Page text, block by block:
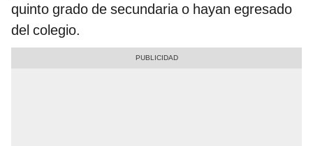
quinto grado de secundaria o hayan egresado
del colegio.